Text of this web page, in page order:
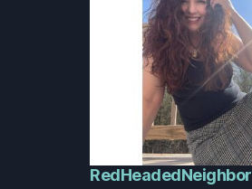
RedHeadedNeighbor